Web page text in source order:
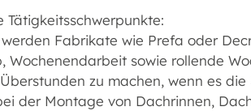
Tätigkeitsschwerpunkte:
Fabrikate wie Prefa oder
Wochenendarbeit sowie rollende
zu machen, wenn es
der Montage von Dachrinnen,